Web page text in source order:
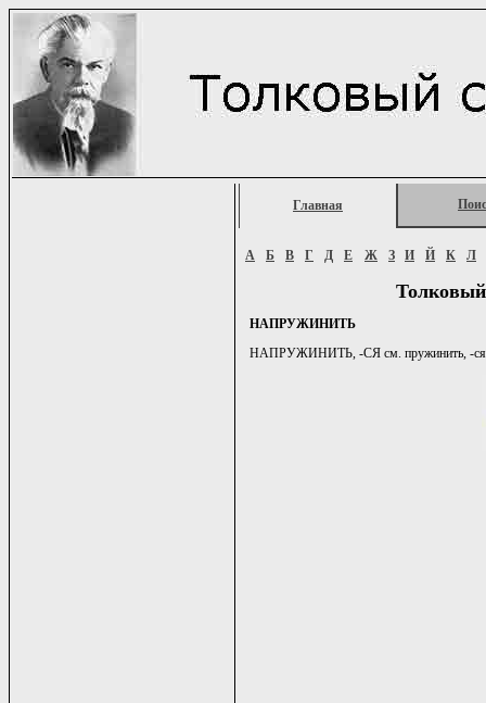
Главная
А Б В Г Д Е Ж З И Й К Л
НАПРУЖИНИТЬ
НАПРУЖИНИТЬ, -СЯ см. пружинить, -